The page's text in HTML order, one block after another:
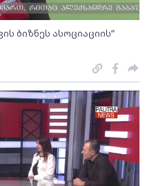
ბიზნეს ასოციაციის”